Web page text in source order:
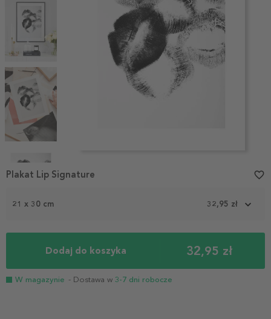
1
21 x 30 cm 32,95 zł
Dodaj do koszyka 32,95 zł
W magazynie - Dostawa w 3-7 dni robocze
Plakat Lip Signature favorite_border